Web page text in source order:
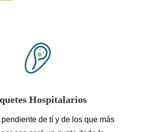
Hospitalarios
pendiente de tí y de los que más